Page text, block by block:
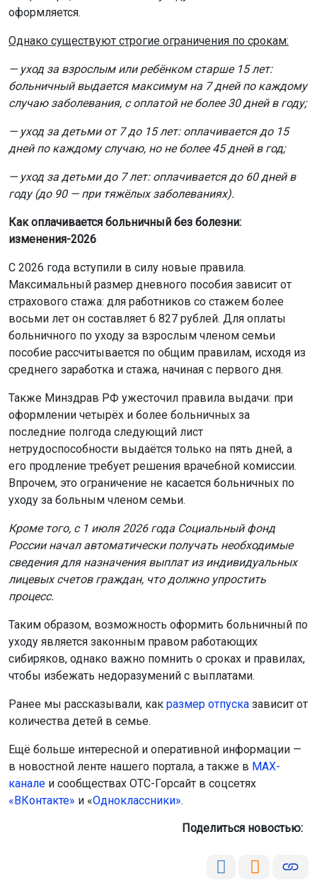
оформляется.
Однако существуют строгие ограничения по срокам:
— уход за взрослым или ребёнком старше 15 лет:
больничный выдается максимум на 7 дней по каждому
случаю заболевания, с оплатой не более 30 дней в году;
— уход за детьми от 7 до 15 лет: оплачивается до 15
дней по каждому случаю, но не более 45 дней в год;
— уход за детьми до 7 лет: оплачивается до 60 дней в
году (до 90 — при тяжёлых заболеваниях).
Как оплачивается больничный без болезни:
изменения-2026
С 2026 года вступили в силу новые правила.
Максимальный размер дневного пособия зависит от
страхового стажа: для работников со стажем более
восьми лет он составляет 6 827 рублей. Для оплаты
больничного по уходу за взрослым членом семьи
пособие рассчитывается по общим правилам, исходя из
среднего заработка и стажа, начиная с первого дня.
Также Минздрав РФ ужесточил правила выдачи: при
оформлении четырёх и более больничных за
последние полгода следующий лист
нетрудоспособности выдаётся только на пять дней, а
его продление требует решения врачебной комиссии.
Впрочем, это ограничение не касается больничных по
уходу за больным членом семьи.
Кроме того, с 1 июля 2026 года Социальный фонд
России начал автоматически получать необходимые
сведения для назначения выплат из индивидуальных
лицевых счетов граждан, что должно упростить
процесс.
Таким образом, возможность оформить больничный по
уходу является законным правом работающих
сибиряков, однако важно помнить о сроках и правилах,
чтобы избежать недоразумений с выплатами.
Ранее мы рассказывали, как размер отпуска зависит от
количества детей в семье.
Ещё больше интересной и оперативной информации —
в новостной ленте нашего портала, а также в МАХ-
канале и сообществах ОТС-Горсайт в соцсетях
«ВКонтакте» и «Одноклассники».
Поделиться новостью: